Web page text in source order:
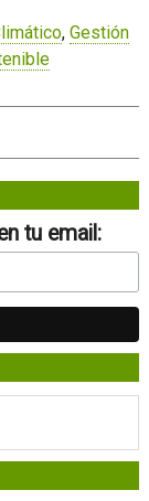
, Gestión
tu email: